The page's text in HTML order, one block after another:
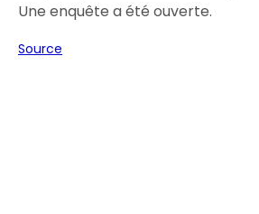
Une enquête a été ouverte.
Source